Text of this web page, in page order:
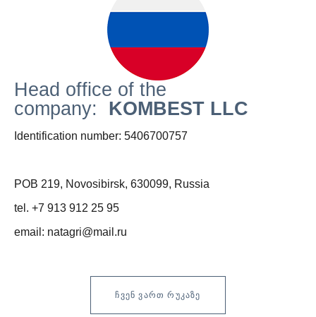
Head office of the
company: KOMBEST LLC
Identification number: 5406700757
POB 219, Novosibirsk, 630099, Russia
tel. +7 913 912 25 95
email: natagri@mail.ru
ᲩᲕᲔᲜ ᲕᲐᲠᲗ ᲠᲣᲙᲐᲖᲔ